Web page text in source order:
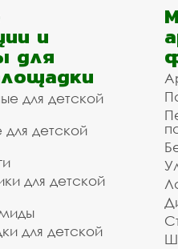
и
для
для детской
детской
для детской
для детской